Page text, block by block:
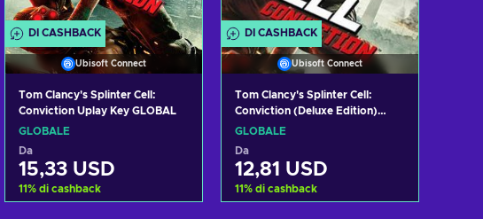
DI CASHBACK
Ubisoft Connect
Tom Clancy's Splinter Cell:
Conviction Uplay Key GLOBAL
GLOBALE
Da
15,33 USD
11% di cashback
DI CASHBACK
Ubisoft Connect
Tom Clancy's Splinter Cell:
Conviction (Deluxe Edition)
Uplay Key GLOBAL
GLOBALE
Da
12,81 USD
11% di cashback